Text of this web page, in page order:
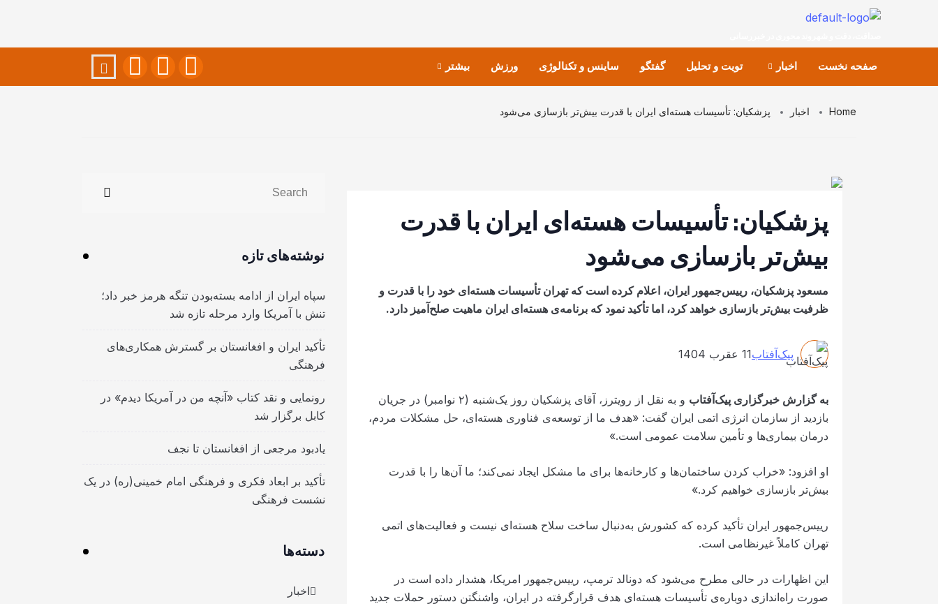
صفحه نخست اخبار تویت و تحلیل گفتگو ساینس و تکنالوژی ورزش بیشتر
Home اخبار پزشکیان: تأسیسات هسته‌ای ایران با قدرت بیش‌تر بازسازی می‌شود
پزشکیان: تأسیسات هسته‌ای ایران با قدرت
بیش‌تر بازسازی می‌شود
مسعود پزشکیان، رییس‌جمهور ایران، اعلام کرده است که تهران تأسیسات هسته‌ای خود را با قدرت و
ظرفیت بیش‌تر بازسازی خواهد کرد، اما تأکید نمود که برنامه‌ی هسته‌ای ایران ماهیت صلح‌آمیز دارد.
پیک‌آفتاب11 عقرب 1404
به گزارش خبرگزاری پیک‌آفتاب
و به نقل از رویترز، آقای پزشکیان روز یک‌شنبه (۲ نوامبر) در جریان
بازدید از سازمان انرژی اتمی ایران گفت: «هدف ما از توسعه‌ی فناوری هسته‌ای، حل مشکلات مردم،
درمان بیماری‌ها و تأمین سلامت عمومی است.»
او افزود: «خراب کردن ساختمان‌ها و کارخانه‌ها برای ما مشکل ایجاد نمی‌کند؛ ما آن‌ها را با قدرت
بیش‌تر بازسازی خواهیم کرد.»
رییس‌جمهور ایران تأکید کرده که کشورش به‌دنبال ساخت سلاح هسته‌ای نیست و فعالیت‌های اتمی
تهران کاملاً غیرنظامی است.
این اظهارات در حالی مطرح می‌شود که دونالد ترمپ، رییس‌جمهور امریکا، هشدار داده است در
صورت راه‌اندازی دوباره‌ی تأسیسات هسته‌ای هدف قرارگرفته در ایران، واشنگتن دستور حملات جدید
نوشته‌های تازه
سپاه ایران از ادامه بسته‌بودن تنگه هرمز خبر داد؛
تنش با آمریکا وارد مرحله تازه شد
تأکید ایران و افغانستان بر گسترش همکاری‌های
فرهنگی
رونمایی و نقد کتاب «آنچه من در آمریکا دیدم» در
کابل برگزار شد
یادبود مرجعی از افغانستان تا نجف
تأکید بر ابعاد فکری و فرهنگی امام خمینی(ره) در یک
نشست فرهنگی
دسته‌ها
اخبار